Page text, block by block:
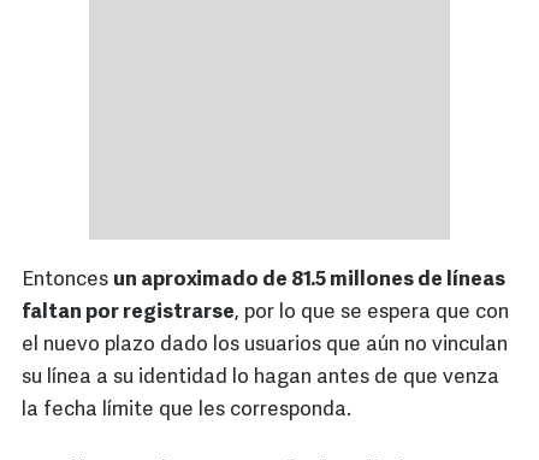
Entonces un aproximado de 81.5 millones de líneas
faltan por registrarse, por lo que se espera que con
el nuevo plazo dado los usuarios que aún no vinculan
su línea a su identidad lo hagan antes de que venza
la fecha límite que les corresponda.